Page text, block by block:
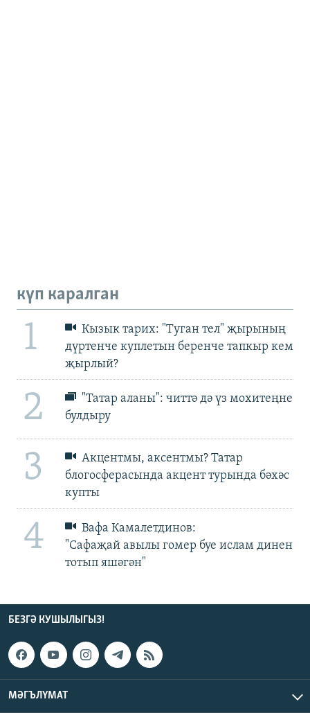
күп каралган
1
Кызык тарих: "Туган тел" җырының
дүртенче куплетын беренче тапкыр кем
җырлый?
2
"Татар аланы": читтә дә үз мохитеңне
булдыру
3
Акцентмы, аксентмы? Татар
блогосферасында акцент турында бәхәс
купты
4
Вафа Камалетдинов:
"Сафаҗай авылы гомер буе ислам динен
тотып яшәгән"
БЕЗГӘ КУШЫЛЫГЫЗ!
МӘГЪЛҮМАТ